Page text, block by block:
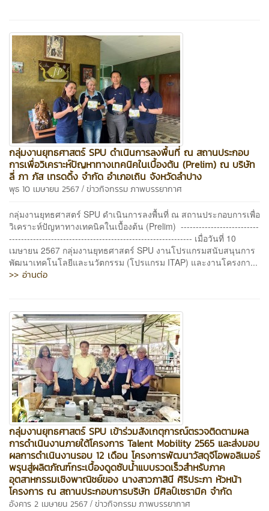
กลุ่มงานยุทธศาสตร์ SPU ดำเนินการลงพื้นที่ ณ สถานประกอบ
การเพื่อวิเคราะห์ปัญหาทางเทคนิคในเบื้องต้น (Prelim) ณ บริษัท
ลี่ ภา ภัส เทรดดิ้ง จำกัด อำเภอเถิน จังหวัดลำปาง
พุธ 10 เมษายน 2567 / ข่าวกิจกรรมภาพบรรยากาศ
กลุ่มงานยุทธศาสตร์ SPU ดำเนินการลงพื้นที่ ณ สถานประกอบการเพื่อ
วิเคราะห์ปัญหาทางเทคนิคในเบื้องต้น (Prelim) --------------------------
------------------------------------------------------------- เมื่อวันที่ 10
เมษายน 2567 กลุ่มงานยุทธศาสตร์ SPU งานโปรแกรมสนับสนุนการ
พัฒนาเทคโนโลยีและนวัตกรรม (โปรแกรม ITAP) และงานโครงกา...
>> อ่านต่อ
กลุ่มงานยุทธศาสตร์ SPU เข้าร่วมสังเกตุการณ์ตรวจติดตามผล
การดำเนินงานภายใต้โครงการ Talent Mobility 2565 และส่งมอบ
ผลการดำเนินงานรอบ 12 เดือน โครงการพัฒนาวัสดุจีโอพอลิเมอร์
พรุนสู่ผลิตภัณฑ์กระเบื้องดูดซับน้ำแบบรวดเร็วสำหรับภาค
อุตสาหกรรมเชิงพาณิชย์ของ นางสาวภาสินี ศิริประภา หัวหน้า
โครงการ ณ สถานประกอบการบริษัท มีศิลป์เซรามิค จำกัด
อังคาร 2 เมษายน 2567 / ข่าวกิจกรรมภาพบรรยากาศ